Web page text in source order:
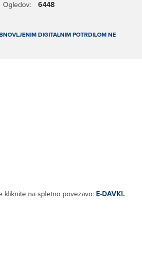
Ogledov: 6448
DIGITALNIM POTRDILOM NE
kliknite na spletno povezavo: E-DAVKI.